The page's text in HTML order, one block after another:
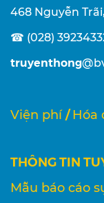
468 Nguyễn
☎ (028)
truyenthong
Viện phí / Hóa
THÔNG TIN
Mẫu báo cáo